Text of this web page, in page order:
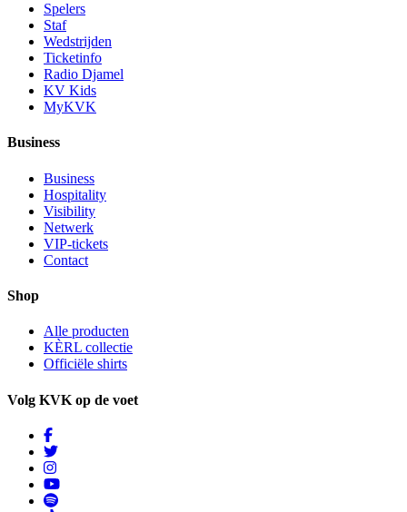
Spelers
Staf
Wedstrijden
Ticketinfo
Radio Djamel
KV Kids
MyKVK
Business
Business
Hospitality
Visibility
Netwerk
VIP-tickets
Contact
Shop
Alle producten
KÈRL collectie
Officiële shirts
Volg KVK op de voet